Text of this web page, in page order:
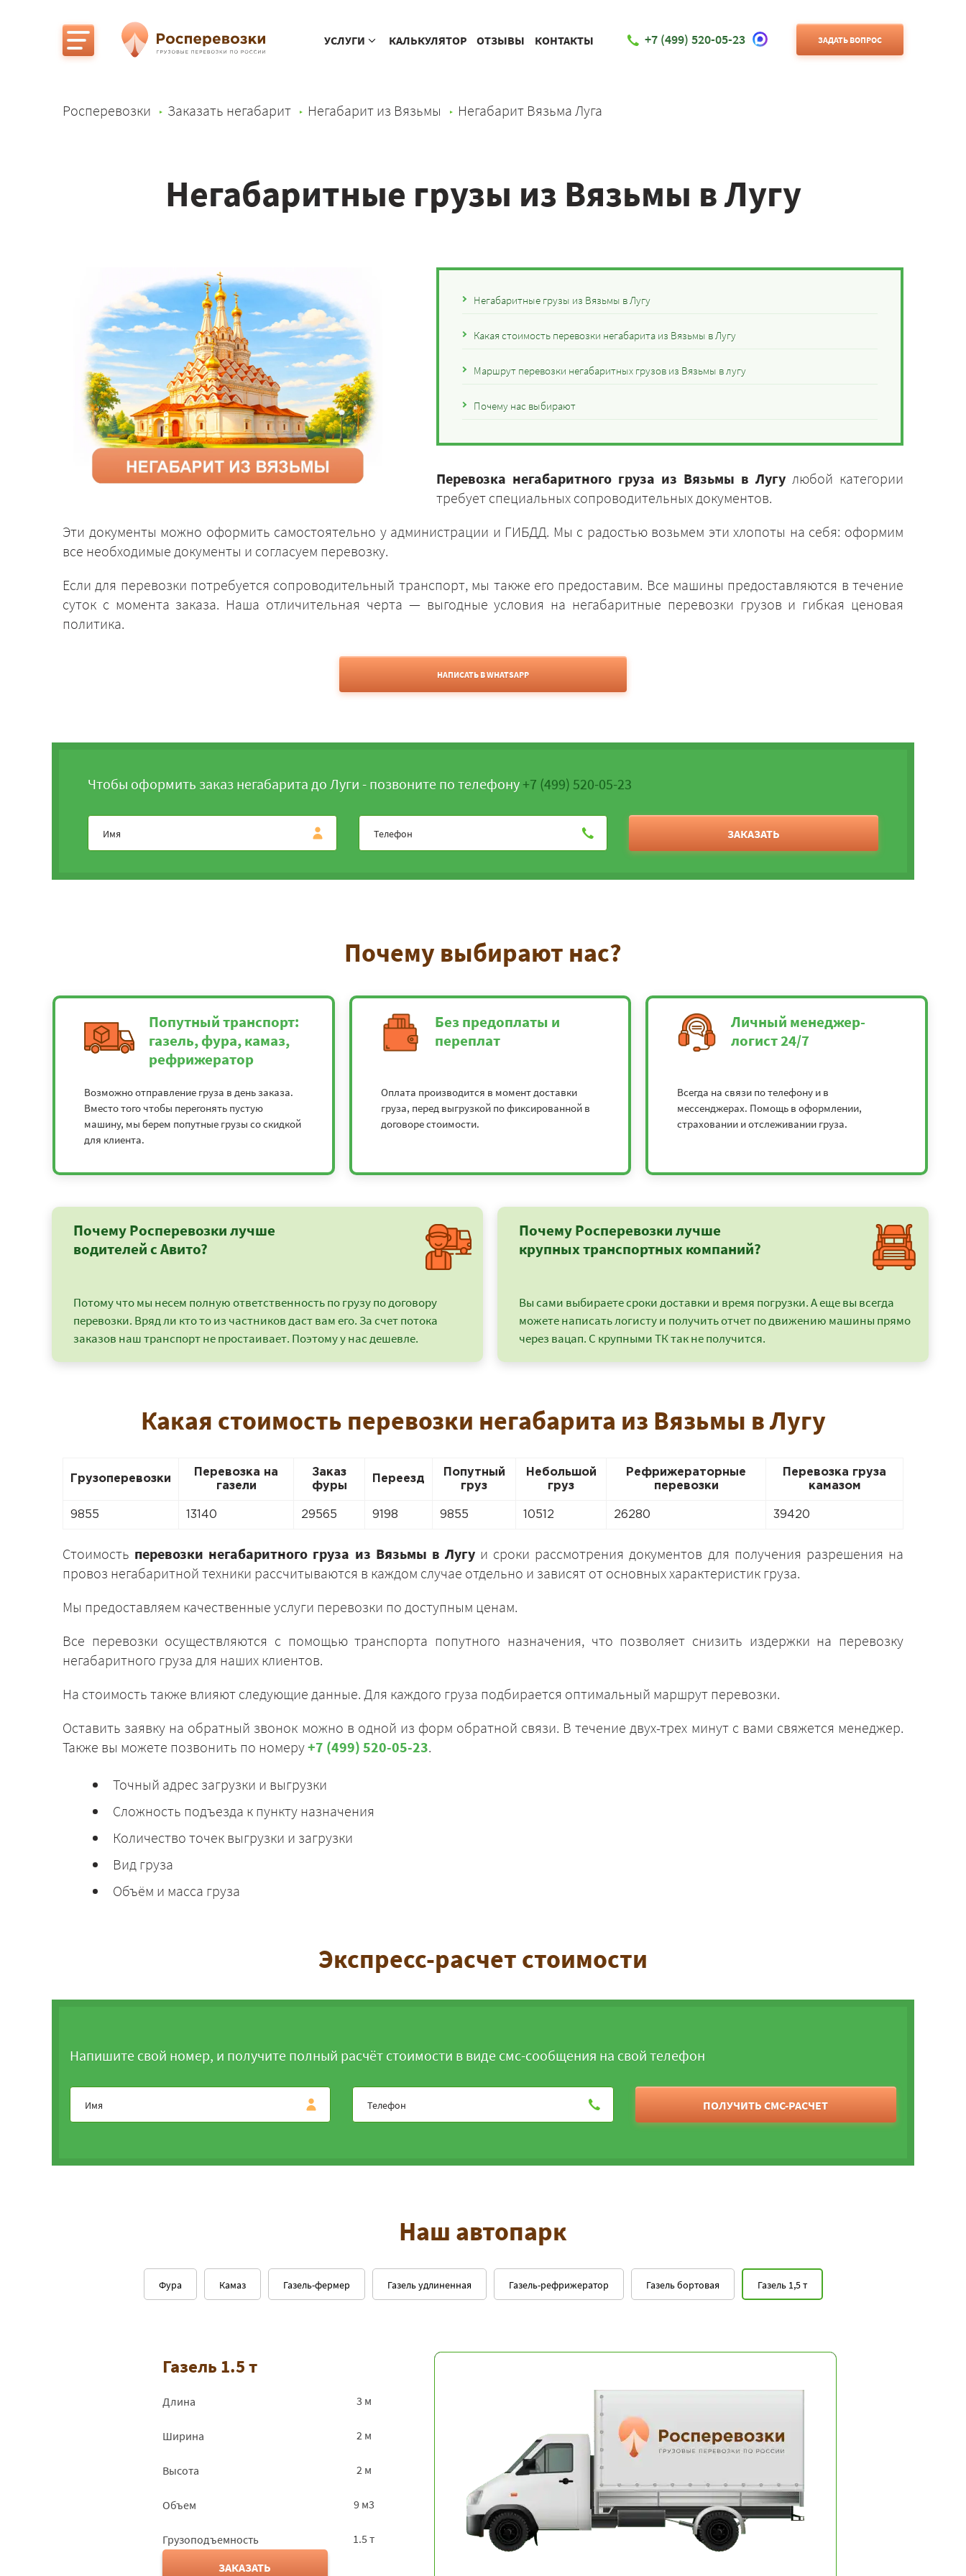
УСЛУГИ КАЛЬКУЛЯТОР ОТЗЫВЫ КОНТАКТЫ +7 (499) 520-05-23 ЗАДАТЬ ВОПРОС
Росперевозки Заказать негабарит Негабарит из Вязьмы Негабарит Вязьма Луга
Негабаритные грузы из Вязьмы в Лугу
Негабаритные грузы из Вязьмы в Лугу
Какая стоимость перевозки негабарита из Вязьмы в Лугу
Маршрут перевозки негабаритных грузов из Вязьмы в лугу
Почему нас выбирают
Перевозка негабаритного груза из Вязьмы в Лугу любой категории
требует специальных сопроводительных документов.
Эти документы можно оформить самостоятельно у администрации и ГИБДД. Мы с радостью возьмем эти хлопоты на себя: оформим
все необходимые документы и согласуем перевозку.
Если для перевозки потребуется сопроводительный транспорт, мы также его предоставим. Все машины предоставляются в течение
суток с момента заказа. Наша отличительная черта — выгодные условия на негабаритные перевозки грузов и гибкая ценовая
политика.
НАПИСАТЬ В WHATSAPP
Чтобы оформить заказ негабарита до Луги - позвоните по телефону+7 (499) 520-05-23
ЗАКАЗАТЬ
Почему выбирают нас?
Попутный транспорт:
газель, фура, камаз,
рефрижератор
Возможно отправление груза в день заказа.
Вместо того чтобы перегонять пустую
машину, мы берем попутные грузы со скидкой
для клиента.
Без предоплаты и
переплат
Оплата производится в момент доставки
груза, перед выгрузкой по фиксированной в
договоре стоимости.
Личный менеджер-
логист 24/7
Всегда на связи по телефону и в
мессенджерах. Помощь в оформлении,
страховании и отслеживании груза.
Почему Росперевозки лучше
водителей с Авито?
Потому что мы несем полную ответственность по грузу по договору
перевозки. Вряд ли кто то из частников даст вам его. За счет потока
заказов наш транспорт не простаивает. Поэтому у нас дешевле.
Почему Росперевозки лучше
крупных транспортных компаний?
Вы сами выбираете сроки доставки и время погрузки. А еще вы всегда
можете написать логисту и получить отчет по движению машины прямо
через вацап. С крупными ТК так не получится.
Какая стоимость перевозки негабарита из Вязьмы в Лугу
Грузоперевозки
Перевозка на
газели
Заказ
фуры
Переезд
Попутный
груз
Небольшой
груз
Рефрижераторные
перевозки
Перевозка груза
камазом
9855 13140 29565 9198 9855 10512 26280 39420
Стоимость перевозки негабаритного груза из Вязьмы в Лугуи сроки рассмотрения документов для получения разрешения на
провоз негабаритной техники рассчитываются в каждом случае отдельно и зависят от основных характеристик груза.
Мы предоставляем качественные услуги перевозки по доступным ценам.
Все перевозки осуществляются с помощью транспорта попутного назначения, что позволяет снизить издержки на перевозку
негабаритного груза для наших клиентов.
На стоимость также влияют следующие данные. Для каждого груза подбирается оптимальный маршрут перевозки.
Оставить заявку на обратный звонок можно в одной из форм обратной связи. В течение двух-трех минут с вами свяжется менеджер.
Также вы можете позвонить по номеру+7 (499) 520-05-23.
Точный адрес загрузки и выгрузки
Сложность подъезда к пункту назначения
Количество точек выгрузки и загрузки
Вид груза
Объём и масса груза
Экспресс-расчет стоимости
Напишите свой номер, и получите полный расчёт стоимости в виде смс-сообщения на свой телефон
ПОЛУЧИТЬ СМС-РАСЧЕТ
Наш автопарк
Газель 1,5 т
Газель удлиненная Газель бортовая
Газель-рефрижератор
Газель-фермер
Камаз
Фура
Газель 1.5 т
Длина 3 м
Ширина 2 м
Высота 2 м
Объем 9 м3
Грузоподъемность
1.5 т
ЗАКАЗАТЬ
+7 (499) 520-05-23
ЗАКАЗАТЬ